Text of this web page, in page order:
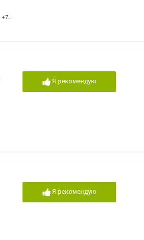
+7 (727) 2683590
Я рекомендую
Я рекомендую